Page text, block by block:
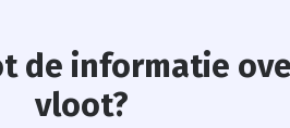
de informatie
vloot?